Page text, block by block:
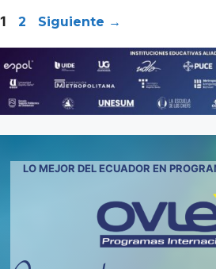
Página
1 Página
2 Siguiente →
LO MEJOR DEL ECUADOR EN